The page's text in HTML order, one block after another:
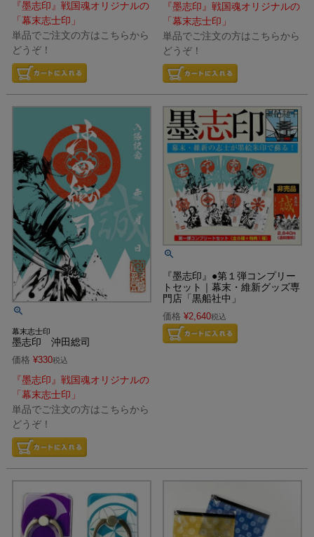
『墨志印』戦国魂オリジナルの
「幕末志士印」
単品でご注文の方はこちらから
どうぞ！
『墨志印』戦国魂オリジナルの
「幕末志士印」
単品でご注文の方はこちらから
どうぞ！
幕末志士印
墨志印 沖田総司
価格 ¥330税込
『墨志印』戦国魂オリジナルの
「幕末志士印」
単品でご注文の方はこちらから
どうぞ！
『墨志印』●第１弾コンプリー
トセット｜幕末・維新グッズ専
門店「黒船社中」
価格 ¥2,640税込